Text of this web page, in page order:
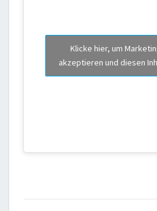
Klicke hier, um
akzeptieren und diesen